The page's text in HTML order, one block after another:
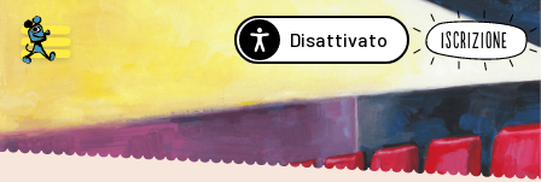
Disattivato Iscrizione